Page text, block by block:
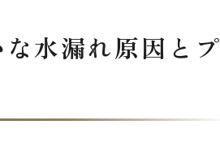
水漏れ原因とプ